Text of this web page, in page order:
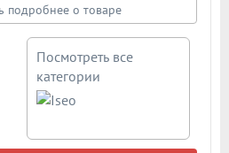
Поворотная ручка
Схема цилиндра в подробном
подробнее о товаре
Посмотреть все
категории